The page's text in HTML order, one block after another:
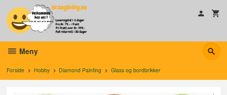
innholdet
Meny
Forside Hobby Diamond Painting Glass og bordbrikker